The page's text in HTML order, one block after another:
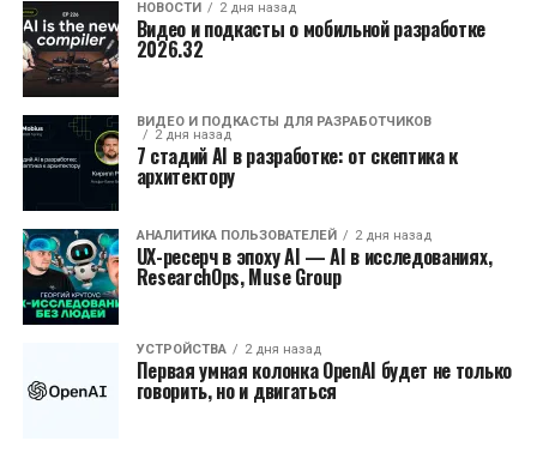
НОВОСТИ 2 дня назад
Видео и подкасты о мобильной разработке
2026.32
ВИДЕО И ПОДКАСТЫ ДЛЯ РАЗРАБОТЧИКОВ
2 дня назад
7 стадий AI в разработке: от скептика к
архитектору
АНАЛИТИКА ПОЛЬЗОВАТЕЛЕЙ 2 дня назад
UX-ресерч в эпоху AI — AI в исследованиях,
ResearchOps, Muse Group
УСТРОЙСТВА 2 дня назад
Первая умная колонка OpenAI будет не только
говорить, но и двигаться